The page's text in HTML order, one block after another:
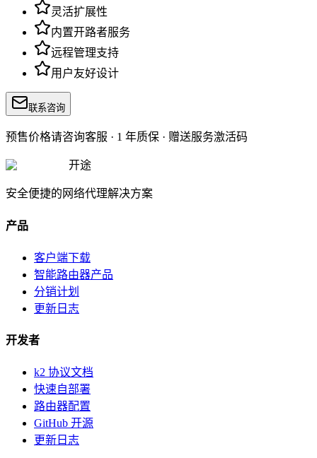
灵活扩展性
内置开路者服务
远程管理支持
用户友好设计
联系咨询
预售价格请咨询客服 · 1 年质保 · 赠送服务激活码
开途
安全便捷的网络代理解决方案
产品
客户端下载
智能路由器产品
分销计划
更新日志
开发者
k2 协议文档
快速自部署
路由器配置
GitHub 开源
更新日志